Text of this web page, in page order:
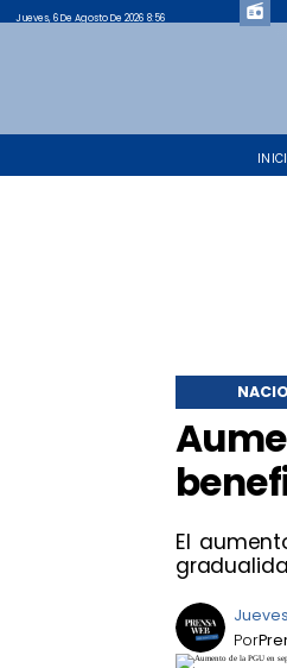
Jueves, 6 De Agosto De 2026 8:56
El
Por